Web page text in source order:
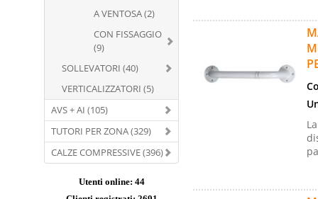
A VENTOSA (2)
CON FISSAGGIO
(9)
SOLLEVATORI (40)
VERTICALIZZATORI (5)
AVS + AI (105)
TUTORI PER ZONA (329)
CALZE COMPRESSIVE (396)
Utenti online: 44